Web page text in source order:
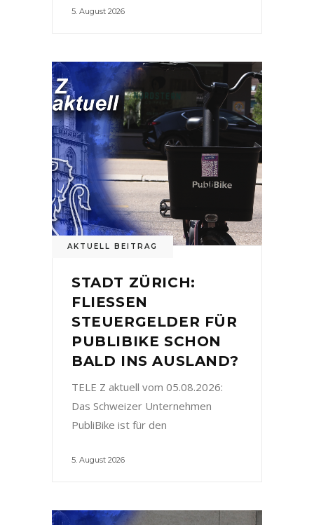
5. August 2026
AKTUELL BEITRAG
STADT ZÜRICH:
FLIESSEN
STEUERGELDER FÜR
PUBLIBIKE SCHON
BALD INS AUSLAND?
TELE Z aktuell vom 05.08.2026:
Das Schweizer Unternehmen
PubliBike ist für den
5. August 2026